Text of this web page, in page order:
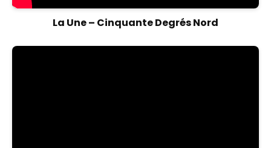
La Une – Cinquante Degrés Nord